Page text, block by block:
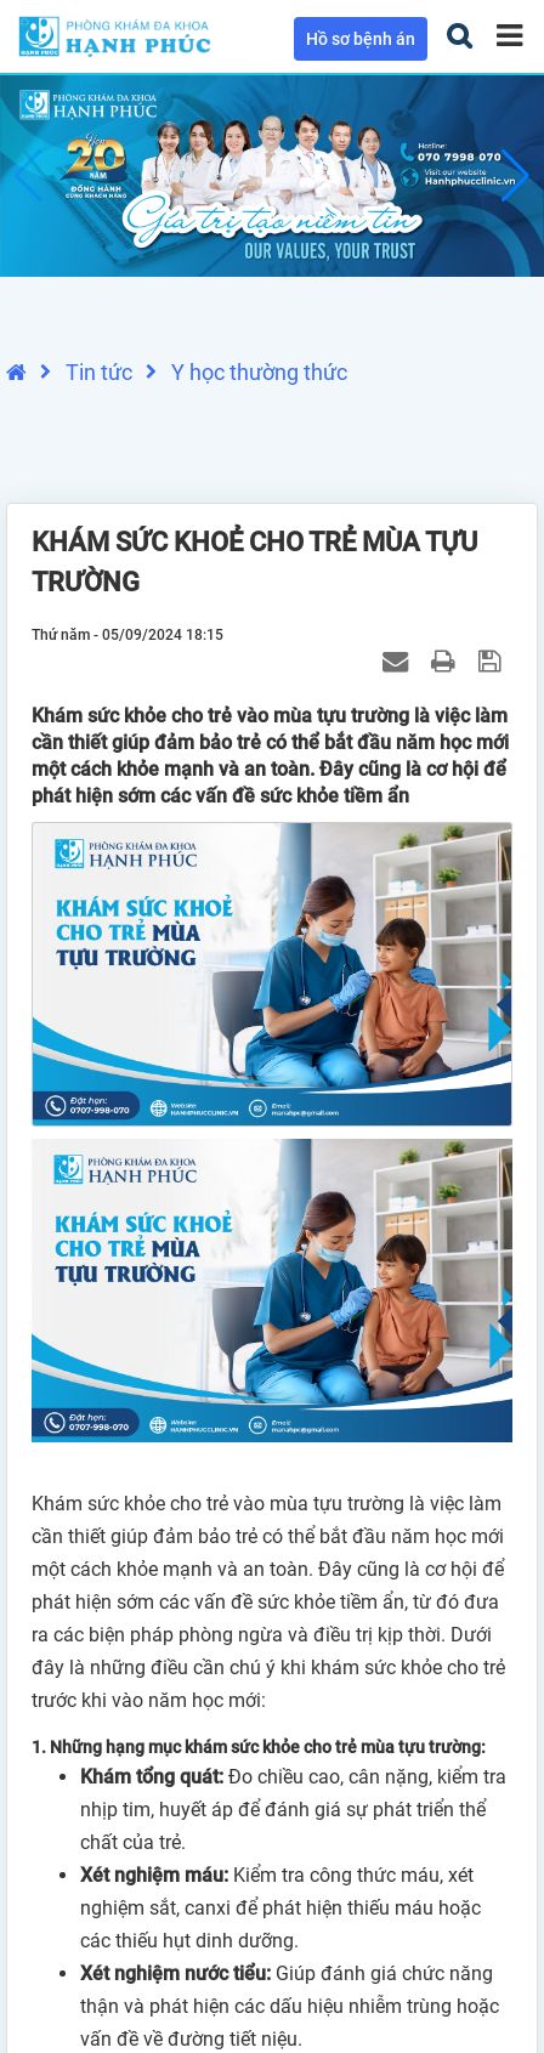
Hồ sơ bệnh án
Tin tức Y học thường thức
KHÁM SỨC KHOẺ CHO TRẺ MÙA TỰU
TRƯỜNG
Thứ năm - 05/09/2024 18:15
Khám sức khỏe cho trẻ vào mùa tựu trường là việc làm
cần thiết giúp đảm bảo trẻ có thể bắt đầu năm học mới
một cách khỏe mạnh và an toàn. Đây cũng là cơ hội để
phát hiện sớm các vấn đề sức khỏe tiềm ẩn
Khám sức khỏe cho trẻ vào mùa tựu trường là việc làm
cần thiết giúp đảm bảo trẻ có thể bắt đầu năm học mới
một cách khỏe mạnh và an toàn. Đây cũng là cơ hội để
phát hiện sớm các vấn đề sức khỏe tiềm ẩn, từ đó đưa
ra các biện pháp phòng ngừa và điều trị kịp thời. Dưới
đây là những điều cần chú ý khi khám sức khỏe cho trẻ
trước khi vào năm học mới:
1. Những hạng mục khám sức khỏe cho trẻ mùa tựu trường:
Khám tổng quát: Đo chiều cao, cân nặng, kiểm tra
nhịp tim, huyết áp để đánh giá sự phát triển thể
chất của trẻ.
Xét nghiệm máu: Kiểm tra công thức máu, xét
nghiệm sắt, canxi để phát hiện thiếu máu hoặc
các thiếu hụt dinh dưỡng.
Xét nghiệm nước tiểu: Giúp đánh giá chức năng
thận và phát hiện các dấu hiệu nhiễm trùng hoặc
vấn đề về đường tiết niệu.